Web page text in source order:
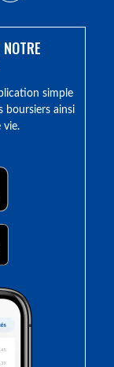
simple
boursiers ainsi
vie.